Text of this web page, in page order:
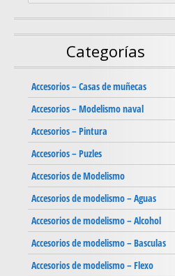
Categorías
Accesorios – Casas de muñecas
Accesorios – Modelismo naval
Accesorios – Pintura
Accesorios – Puzles
Accesorios de Modelismo
Accesorios de modelismo – Aguas
Accesorios de modelismo – Alcohol
Accesorios de modelismo – Basculas
Accesorios de modelismo – Flexo